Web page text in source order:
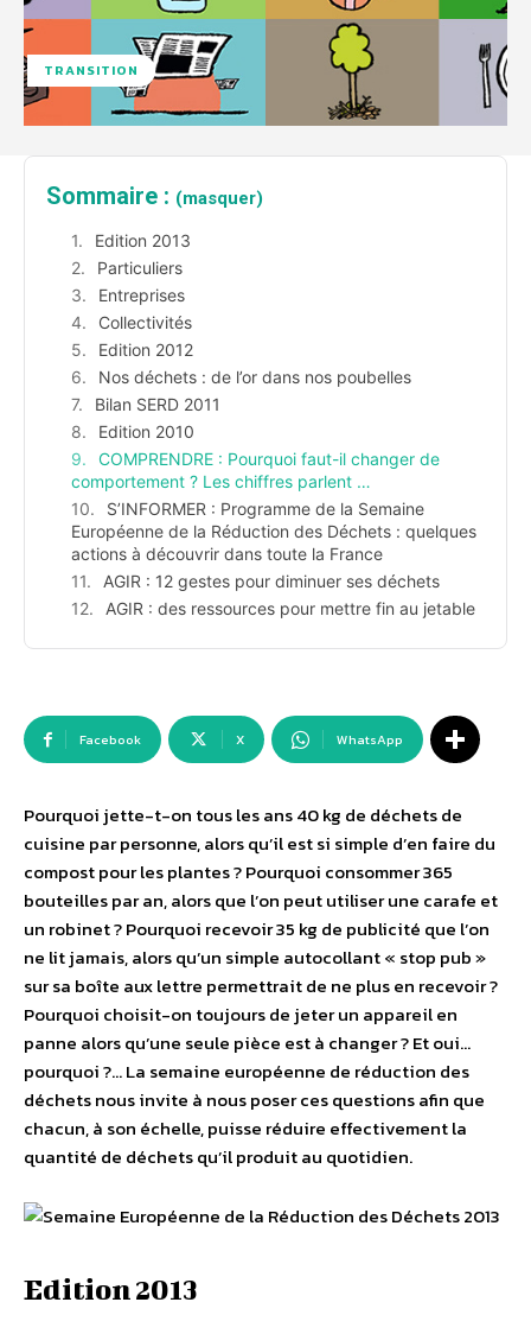
TRANSITION
Sommaire : (masquer)
Edition 2013
Particuliers
Entreprises
Collectivités
Edition 2012
Nos déchets : de l’or dans nos poubelles
Bilan SERD 2011
Edition 2010
COMPRENDRE : Pourquoi faut-il changer de
comportement ? Les chiffres parlent …
S’INFORMER : Programme de la Semaine
Européenne de la Réduction des Déchets : quelques
actions à découvrir dans toute la France
AGIR : 12 gestes pour diminuer ses déchets
AGIR : des ressources pour mettre fin au jetable
Facebook X WhatsApp
Pourquoi jette-t-on tous les ans 40 kg de déchets de
cuisine par personne, alors qu’il est si simple d’en faire du
compost pour les plantes ? Pourquoi consommer 365
bouteilles par an, alors que l’on peut utiliser une carafe et
un robinet ? Pourquoi recevoir 35 kg de publicité que l’on
ne lit jamais, alors qu’un simple autocollant « stop pub »
sur sa boîte aux lettre permettrait de ne plus en recevoir ?
Pourquoi choisit-on toujours de jeter un appareil en
panne alors qu’une seule pièce est à changer ? Et oui…
pourquoi ?… La semaine européenne de réduction des
déchets nous invite à nous poser ces questions afin que
chacun, à son échelle, puisse réduire effectivement la
quantité de déchets qu’il produit au quotidien.
Edition 2013